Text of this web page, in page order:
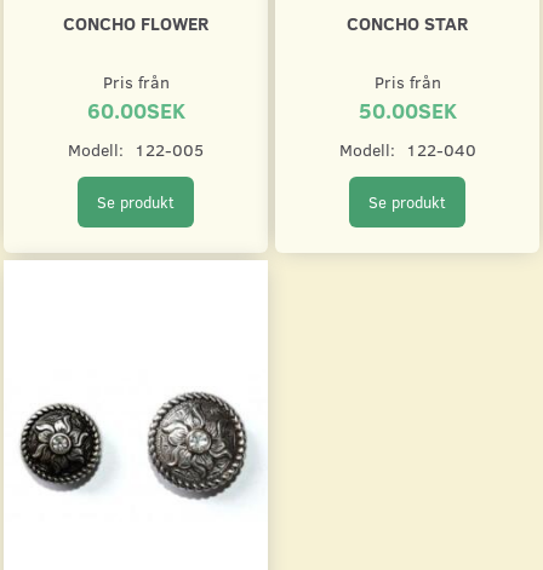
CONCHO FLOWER
Pris från
60.00SEK
Modell: 122-005
Se produkt
CONCHO STAR
Pris från
50.00SEK
Modell: 122-040
Se produkt